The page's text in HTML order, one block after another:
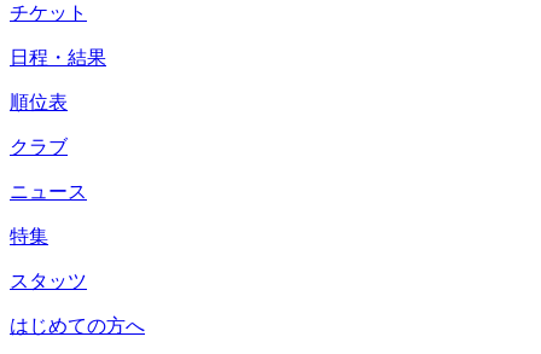
チケット
日程・結果
順位表
クラブ
ニュース
特集
スタッツ
はじめての方へ